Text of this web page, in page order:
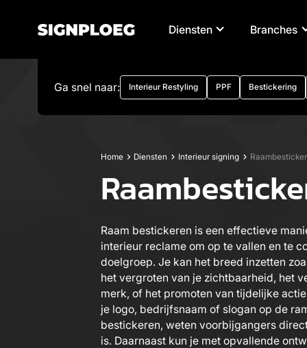
Diensten Branches
Ga snel naar: Interieur Restyling PPF Bestickering
Home Diensten Interieur signing
Raam bestickeren is een effectieve
interieur reclame om op te vallen en te
doelgroep. Je kan het breed inzetten
het vergroten van je zichtbaarheid, het
merk, of het promoten van tijdelijke
je logo, bedrijfsnaam of slogan op de
bestickeren, weten voorbijgangers
is. Daarnaast kun je met opvallende